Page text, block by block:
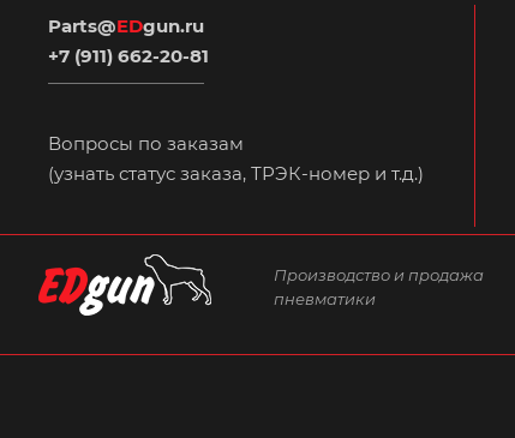
Parts@EDgun.ru
+7 (911) 662-20-81
Вопросы по заказам
(узнать статус заказа, ТРЭК-номер и т.д.)
Производство и продажа
пневматики